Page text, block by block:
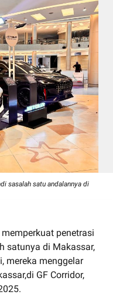
sasalah satu andalannya di
penetrasi
satunya di Makassar,
mereka menggelar
GF Corridor,